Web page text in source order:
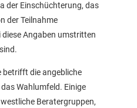
der Einschüchterung, das
der Teilnahme
Angaben umstritten
betrifft die angebliche
Wahlumfeld. Einige
Beratergruppen,